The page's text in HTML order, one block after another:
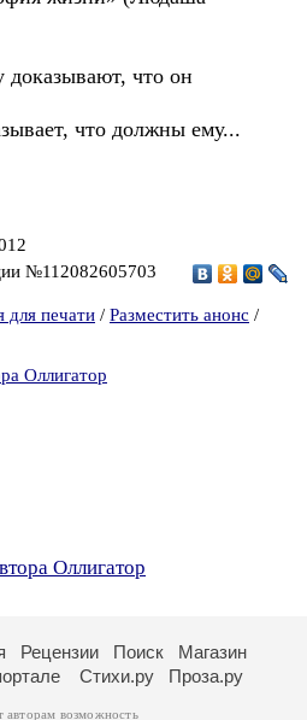
доказывают, что он
что должны ему...
№112082605703
для печати / Разместить анонс /
Оллигатор
Оллигатор
Рецензии Поиск
Магазин
Стихи.ру Проза.ру
авторам возможность